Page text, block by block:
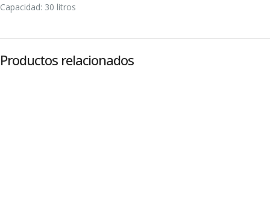
Capacidad: 30 litros
Productos relacionados